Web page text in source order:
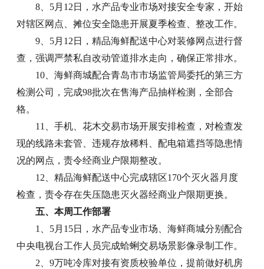
8、5月12日，水产品专业市场对接安全专家，开始
对辖区网点、摊位安全隐患开展夏季检查、整改工作。
9、5月12日，精品海鲜配送中心对装修网点进行督
查，强调严禁私自改动管道排水走向，确保正常排水。
10、海鲜商城配合青岛市市场监管局委托的第三方
检测公司，完成98批次在售海产品抽样检测，全部合
格。
11、手机、花木交易市场开展安排检查，对检查发
现的线路未套管、违规存放稀料、配电箱遮挡等隐患情
况的网点，责令经商业户限期整改。
12、精品海鲜配送中心完成辖区170个灭火器月度
检查，责令存在失压隐患灭火器经商业户限期更换。
五、本周工作部署
1、5月15日，水产品专业市场、海鲜商城分别配合
中央电视台工作人员完成蛤蜊交易场景影像录制工作。
2、9万吨冷库对接有资质校验单位，提前做好机房